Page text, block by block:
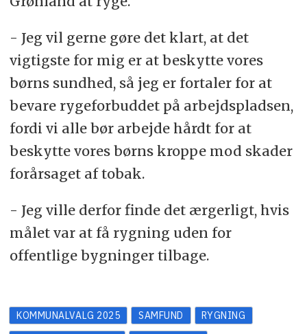
- Jeg vil gerne gøre det klart, at det
vigtigste for mig er at beskytte vores
børns sundhed, så jeg er fortaler for at
bevare rygeforbuddet på arbejdspladsen,
fordi vi alle bør arbejde hårdt for at
beskytte vores børns kroppe mod skader
forårsaget af tobak.
- Jeg ville derfor finde det ærgerligt, hvis
målet var at få rygning uden for
offentlige bygninger tilbage.
KOMMUNALVALG 2025 SAMFUND
RYGNING